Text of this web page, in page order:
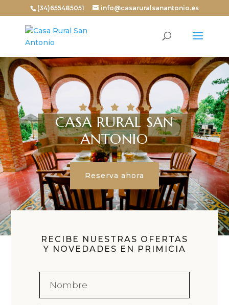
(34)655485051 info@casaruralsanantonio.es
    
CASA RURAL SAN
ANTONIO
Reserva ahora
RECIBE NUESTRAS OFERTAS
Y NOVEDADES EN PRIMICIA